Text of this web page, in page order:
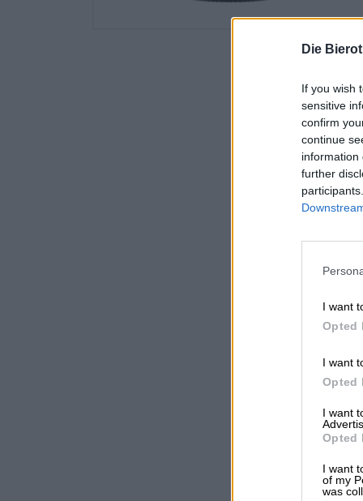
Die
If you wish
sensitive
confirm
continue
information
further
I want
Opted
I want
Opted
I want
Opted
I want
of my
was